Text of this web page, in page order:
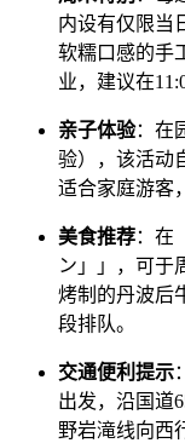
内设有仅限当
软糯口感的手
业，建议在
亲子体验：在
验），该活动
适合家庭游客
美食推荐：在
ン」」，可于
烤制的丹波后
段排队。
交通便利提示
出发，沿国道
野岩滝线向西